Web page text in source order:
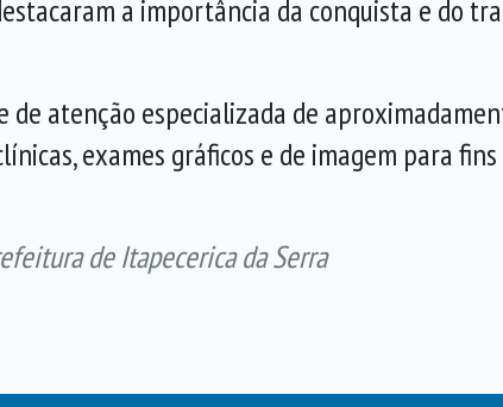
a importância da conquista e do
atenção especializada de
exames gráficos e de imagem para
de Itapecerica da Serra